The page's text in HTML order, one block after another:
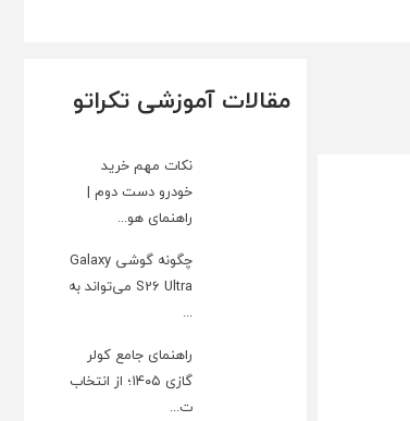
مقالات آموزشی تکراتو
نکات مهم خرید
خودرو دست دوم |
راهنمای هو...
چگونه گوشی Galaxy
S26 Ultra می‌تواند به
...
راهنمای جامع کولر
گازی ۱۴۰۵؛ از انتخاب
ت...